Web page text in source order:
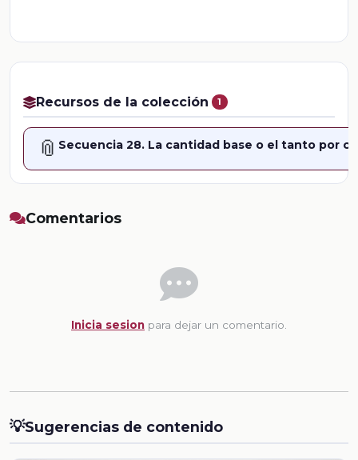
Recursos de la colección 1
📎 Secuencia 28. La cantidad base o el tanto por
Comentarios
Inicia sesion para dejar un comentario.
💡Sugerencias de contenido